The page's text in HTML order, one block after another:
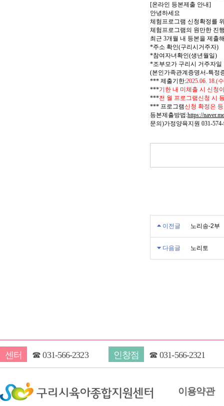
[온라인 등본제출 안내]
안녕하세요
체험프로그램 신청확정를
체험프로그램의 원만한 진
최근 3개월 내 등본을 제출
*주소 확인(구리시거주자)
*참여자녀확인(생년월일)
*조부모가 구리시 거주자
(본인가족관계증명서-특정
*** 제출기한:2025.06. 18.(수
***기한 내 미체출 시 신청
***전 월 프로그램신청 시
*** 프로그램신청 확정은
등본제출방법 :https://
문의 )가정양육지원 031-
이전글 노리송-2부
다음글 노리토
센터 ☎031-566-2323 인창점 ☎031-566-2321
이용약관